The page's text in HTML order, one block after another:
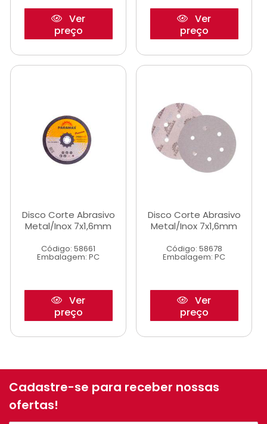
Ver
preço
Ver
preço
Disco Corte Abrasivo
Metal/Inox 7x1,6mm
Código: 58661
Embalagem: PC
Ver
preço
Disco Corte Abrasivo
Metal/Inox 7x1,6mm
Código: 58678
Embalagem: PC
Ver
preço
Cadastre-se para receber nossas
ofertas!